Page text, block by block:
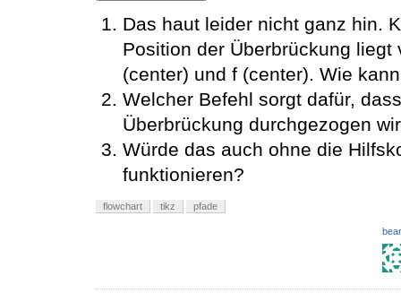
Das haut leider nicht ganz hin.
Position der Überbrückung
(center) und f (center). Wie
Welcher Befehl sorgt dafür,
Überbrückung durchgezogen
Würde das auch ohne die
funktionieren?
flowchart tikz pfade